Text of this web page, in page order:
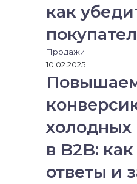
как
Продажи
10.02.2025
в B2B:
ответы и